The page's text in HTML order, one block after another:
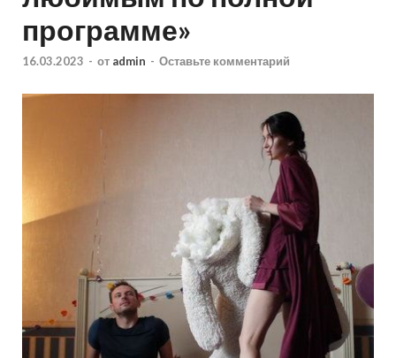
программе»
16.03.2023 - от admin - Оставьте комментарий